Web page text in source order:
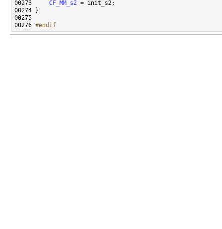
00273 CF_MM_s2
00276 #endif